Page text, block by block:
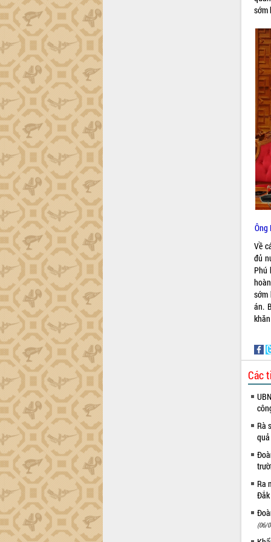
sớm
Ông
Về
đủ
Phú
sớm
án.
Các
Rà
Ra
Đắk
(06/